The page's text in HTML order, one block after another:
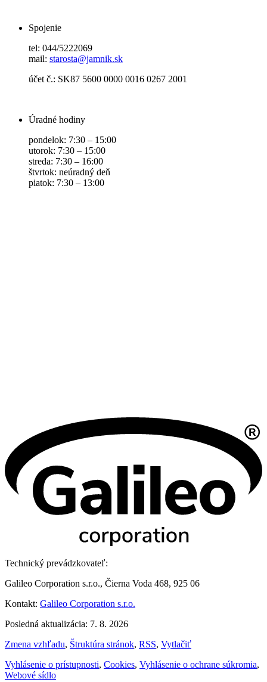
Spojenie
tel: 044/5222069
mail: starosta@jamnik.sk
účet č.: SK87 5600 0000 0016 0267 2001
Úradné hodiny
pondelok: 7:30 – 15:00
utorok: 7:30 – 15:00
streda: 7:30 – 16:00
štvrtok: neúradný deň
piatok: 7:30 – 13:00
Technický prevádzkovateľ:
Galileo Corporation s.r.o., Čierna Voda 468, 925 06
Kontakt: Galileo Corporation s.r.o.
Posledná aktualizácia: 7. 8. 2026
Zmena vzhľadu, Štruktúra stránok, RSS, Vytlačiť
Vyhlásenie o prístupnosti, Cookies, Vyhlásenie o ochrane súkromia,
Webové sídlo